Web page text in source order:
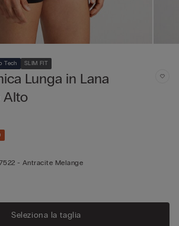
Tech SLIM FIT
Lunga in Lana
Alto
7522 - Antracite Melange
Seleziona la taglia